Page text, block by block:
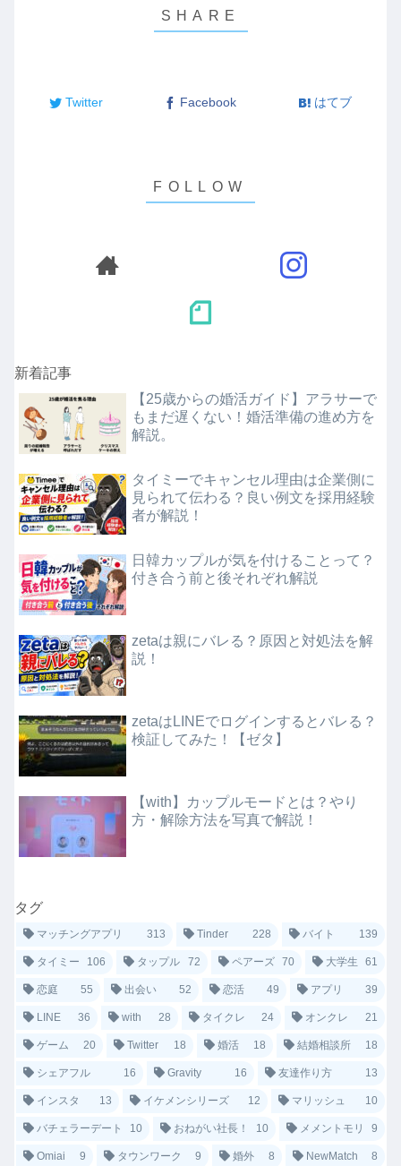
Twitter Facebook はてブ
新着記事
【25歳からの婚活ガイド】アラサーで
もまだ遅くない！婚活準備の進め方を
解説。
タイミーでキャンセル理由は企業側に
見られて伝わる？良い例文を採用経験
者が解説！
日韓カップルが気を付けることって？
付き合う前と後それぞれ解説
zetaは親にバレる？原因と対処法を解
説！
zetaはLINEでログインするとバレる？
検証してみた！【ゼタ】
【with】カップルモードとは？やり
方・解除方法を写真で解説！
タグ
マッチングアプリ 313 Tinder 228 バイト 139
タイミー 106 タップル 72 ペアーズ 70 大学生 61
恋庭 55 出会い 52 恋活 49 アプリ 39
LINE 36 with 28 タイクレ 24 オンクレ 21
ゲーム 20 Twitter 18 婚活 18 結婚相談所 18
シェアフル 16 Gravity 16 友達作り方 13
インスタ 13 イケメンシリーズ 12 マリッシュ 10
バチェラーデート 10 おねがい社長！ 10 メメントモリ 9
Omiai 9 タウンワーク 9 婚外 8 NewMatch 8